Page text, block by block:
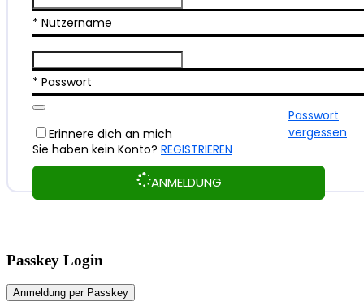
* Nutzername
* Passwort
Erinnere dich an mich
ANMELDUNG
Passwort
vergessen
Sie haben kein Konto? REGISTRIEREN
Passkey Login
Anmeldung per Passkey